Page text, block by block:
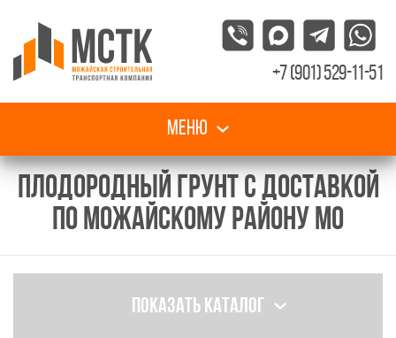
+7 (901) 529-11-51
Меню
ПЛОДОРОДНЫЙ ГРУНТ С ДОСТАВКОЙ
ПО МОЖАЙСКОМУ РАЙОНУ МО
Показать каталог